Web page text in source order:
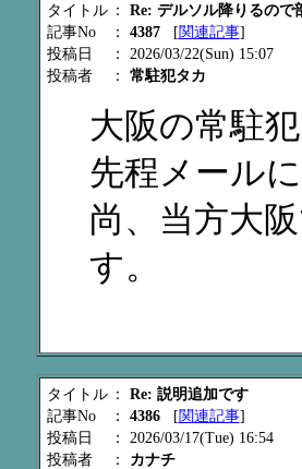
タイトル ： Re: デルソル降りるので
記事No
： 4387[関連記事]
投稿日
： 2026/03/22(Sun) 15:07
投稿者
： 常駐犯タカ
大阪の常駐
先程メール
尚、当方大
す。
タイトル ： Re: 説明追加です
記事No
： 4386[関連記事]
投稿日
： 2026/03/17(Tue) 16:54
投稿者
： カナチ